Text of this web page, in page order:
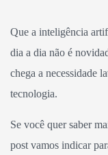
Que a inteligência
dia a dia não é
chega a necessidade
tecnologia.
Se você quer saber
post vamos indicar